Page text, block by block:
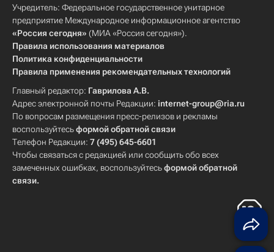
Учредитель: Федеральное государственное унитарное
предприятие Международное информационное агентство
«Россия сегодня» (МИА «Россия сегодня»).
Правила использования материалов
Политика конфиденциальности
Правила применения рекомендательных технологий
Главный редактор: Гаврилова А.В.
Адрес электронной почты Редакции: internet-group@ria.ru
По вопросам размещения пресс-релизов и рекламы
воспользуйтесьформой обратной связи
Телефон Редакции: 7 (495) 645-6601
Чтобы связаться с редакцией или сообщить обо всех
замеченных ошибках, воспользуйтесьформой обратной
связи.